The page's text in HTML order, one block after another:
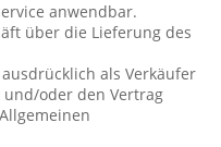
anwendbar.
über die Lieferung des
als Verkäufer
und/oder den Vertrag